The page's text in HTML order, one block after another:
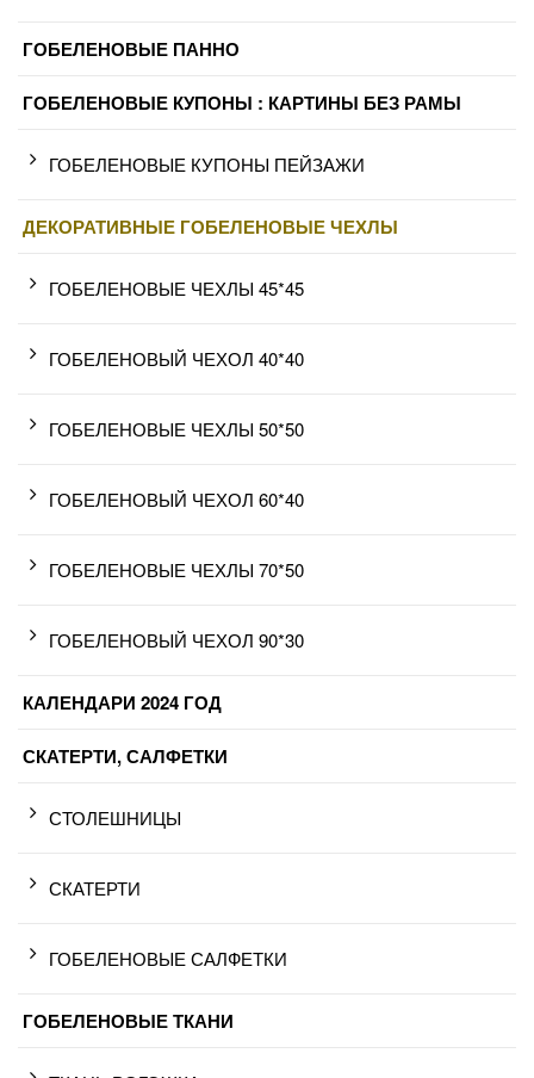
ГОБЕЛЕНОВЫЕ ПАННО
ГОБЕЛЕНОВЫЕ КУПОНЫ : КАРТИНЫ БЕЗ РАМЫ
ГОБЕЛЕНОВЫЕ КУПОНЫ ПЕЙЗАЖИ
ДЕКОРАТИВНЫЕ ГОБЕЛЕНОВЫЕ ЧЕХЛЫ
ГОБЕЛЕНОВЫЕ ЧЕХЛЫ 45*45
ГОБЕЛЕНОВЫЙ ЧЕХОЛ 40*40
ГОБЕЛЕНОВЫЕ ЧЕХЛЫ 50*50
ГОБЕЛЕНОВЫЙ ЧЕХОЛ 60*40
ГОБЕЛЕНОВЫЕ ЧЕХЛЫ 70*50
ГОБЕЛЕНОВЫЙ ЧЕХОЛ 90*30
КАЛЕНДАРИ 2024 ГОД
СКАТЕРТИ, САЛФЕТКИ
СТОЛЕШНИЦЫ
СКАТЕРТИ
ГОБЕЛЕНОВЫЕ САЛФЕТКИ
ГОБЕЛЕНОВЫЕ ТКАНИ